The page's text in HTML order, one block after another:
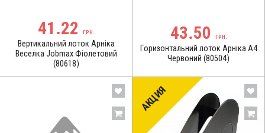
41.22 ГРН.
Вертикальний лоток Арніка
Веселка Jobmax Фіолетовий
(80618)
43.50 ГРН.
Горизонтальний лоток Арніка A4
Червоний (80504)
АКЦИЯ